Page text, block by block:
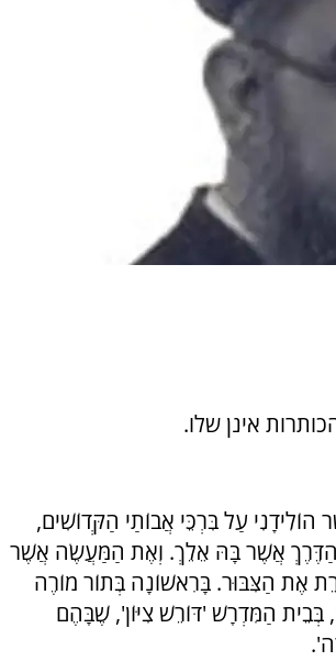
אינן שלו.
עַל בִּרְכֵּי אֲבוֹתַי הַקְּדוֹשִׁים,
אֶת הַדֶּרֶךְ אֲשֶׁר בָּהּ אֵלֵךְ. וְאֶת הַמַּעֲשֶׂה אֲשֶׁר
אֶת הַצִּבּוּר. בָּרִאשׁוֹנָה בְּתוֹר מוֹרֶה
בְּבֵית הַמִּדְרָשׁ 'דּוֹרֵשׁ צִיּוֹן', שֶׁבָּהֶם